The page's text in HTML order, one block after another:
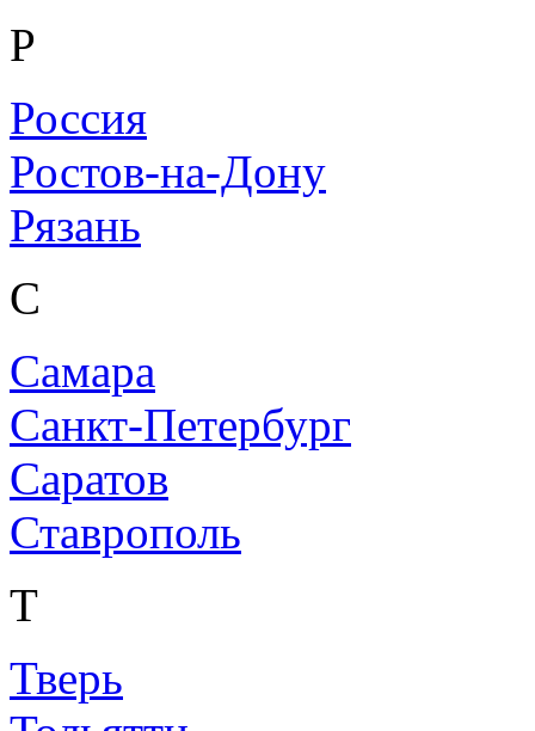
Р
Россия
Ростов-на-Дону
Рязань
С
Самара
Санкт-Петербург
Саратов
Ставрополь
Т
Тверь